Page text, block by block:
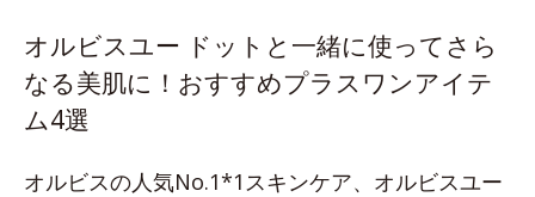
オルビスユー ドットと一緒に使ってさら
なる美肌に！おすすめプラスワンアイテ
ム4選
オルビスの人気No.1*1スキンケア、オルビスユー